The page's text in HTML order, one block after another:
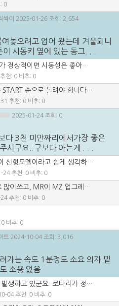
0
씩이 2025-01-26 조회: 2,654
놓으려고 업어 왔는데 겨울되니
시동키 옆에 있는 동그. . .
모터가 구형이장착된거면 고속모터로 교체 하시는게 나아요 겨울에 꼭 사용해야한다면요 피이트엔진은 이두가지만 충족하면 예열 필요없는 엔진입니다
추천: 0 비추: 0
돌려 시동을 겁니다. 시동이 걸릴 때까지 잠깐 기다려주세요. 예열 버튼을 누를 때 너무 오래 누르지 마세요. 겨울철 시동이 잘 안 걸리면 연료 계통에 문제나 배터리의 성능 저하가 있을 수 있으니, 그것도 점검해보는 것이 좋습니다.
추천: 0 비추: 0
2025-01-24 조회: 0
다 3천 미만짜리에서가장 좋은
시구요..구보다 아는게 . . .
출력으로 볼땐 MR이 낫지만 DPF SCR시스템으로 관리나 고장율이 높겠지요..
24 추천: 0 비추: 0
통 MZ 시리즈가 적합할 수 있습니다. 10년대 후반 모델로 MZ30 이나 MZ40 정도요. 모쪼록 좋은매물 구하시길 바랍니다.
추천: 0 비추: 0
0 비추: 0
트 2024-10-04 조회: 3,016
가는 속도 1분정도 소요 의자 밑
소용 없음
유압이 제대로 흐르지 않을 수 있습니다. 필터를 점검하고 청소하거나 교체해 보세요. 연결부 점검: 후방 링크와 연결된 유압 호스나 커넥션이 손상되거나 느슨해진 경우에도 문제가 발생할 수 있습니다. 이 부분을 점검해 보세요. 정비 매뉴얼: 트랙터의 정비 매뉴얼을 참고하여 해당 문제에 대한 추가적인 점검 및 조치를 확인해보는 것도 좋은 방법입니다. 이 문제는 자가 정비가 어려운 경우가 많으므로, 전문 정비사에게 점검 받으시는것이 좋을 듯 합니다.
04 추천: 0 비추: 0